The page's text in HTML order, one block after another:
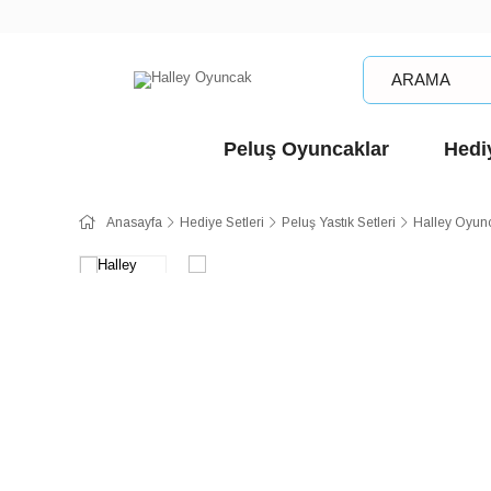
Peluş Oyuncaklar
Anasayfa Hediye Setleri Peluş Yastık Setleri Halley